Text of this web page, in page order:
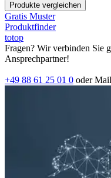
Produkte vergleichen
Gratis Muster
Produktfinder
totop
Fragen? Wir verbinden Sie
Ansprechpartner!
+49 88 61 25 01 0 oder